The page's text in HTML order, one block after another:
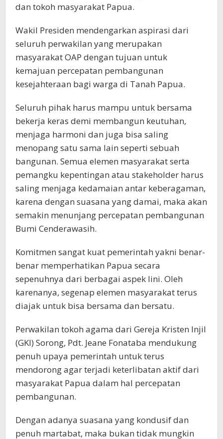
dan tokoh masyarakat Papua.
Wakil Presiden mendengarkan aspirasi dari
seluruh perwakilan yang merupakan
masyarakat OAP dengan tujuan untuk
kemajuan percepatan pembangunan
kesejahteraan bagi warga di Tanah Papua.
Seluruh pihak harus mampu untuk bersama
bekerja keras demi membangun keutuhan,
menjaga harmoni dan juga bisa saling
menopang satu sama lain seperti sebuah
bangunan. Semua elemen masyarakat serta
pemangku kepentingan atau stakeholder harus
saling menjaga kedamaian antar keberagaman,
karena dengan suasana yang damai, maka akan
semakin menunjang percepatan pembangunan
Bumi Cenderawasih.
Komitmen sangat kuat pemerintah yakni benar-
benar memperhatikan Papua secara
sepenuhnya dari berbagai aspek lini. Oleh
karenanya, segenap elemen masyarakat terus
diajak untuk bisa bersama dan bersatu.
Perwakilan tokoh agama dari Gereja Kristen Injil
(GKI) Sorong, Pdt. Jeane Fonataba mendukung
penuh upaya pemerintah untuk terus
mendorong agar terjadi keterlibatan aktif dari
masyarakat Papua dalam hal percepatan
pembangunan.
Dengan adanya suasana yang kondusif dan
penuh martabat, maka bukan tidak mungkin